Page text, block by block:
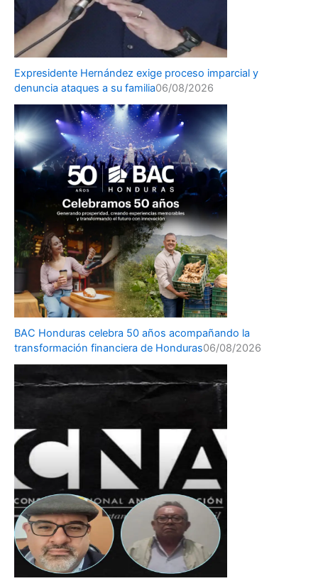
Expresidente Hernández exige proceso imparcial y
denuncia ataques a su familia06/08/2026
BAC Honduras celebra 50 años acompañando la
transformación financiera de Honduras06/08/2026